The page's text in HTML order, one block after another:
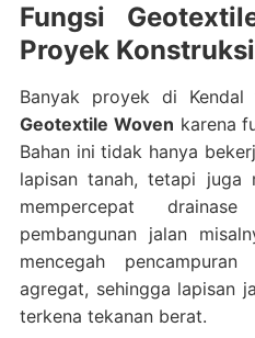
Fungsi
Proyek
Banyak proyek di Kendal
Geotextile Woven karena
Bahan ini tidak hanya
lapisan tanah, tetapi juga
mempercepat
pembangunan jalan
mencegah
agregat, sehingga lapisan
terkena tekanan berat.